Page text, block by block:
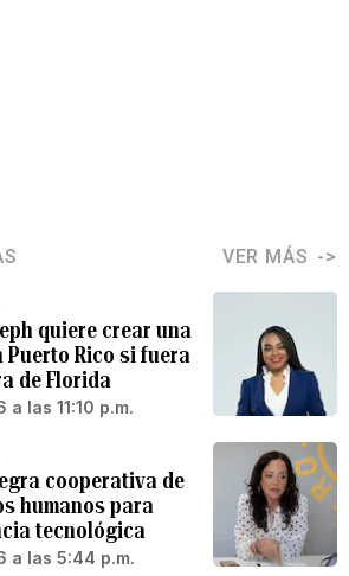
VER MÁS
quiere crear una
Rico si fuera
de Florida
las 11:10 p.m.
cooperativa de
humanos para
tecnológica
a las 5:44 p.m.